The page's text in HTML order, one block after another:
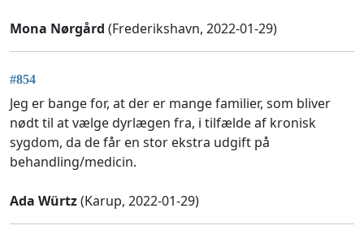
Mona Nørgård (Frederikshavn, 2022-01-29)
#854
Jeg er bange for, at der er mange familier, som bliver
nødt til at vælge dyrlægen fra, i tilfælde af kronisk
sygdom, da de får en stor ekstra udgift på
behandling/medicin.
Ada Würtz(Karup, 2022-01-29)